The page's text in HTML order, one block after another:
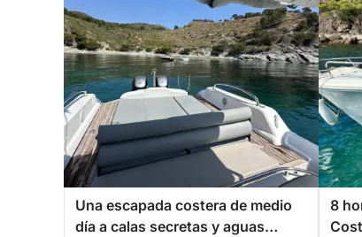
Una escapada costera de medio
día a calas secretas y aguas
8